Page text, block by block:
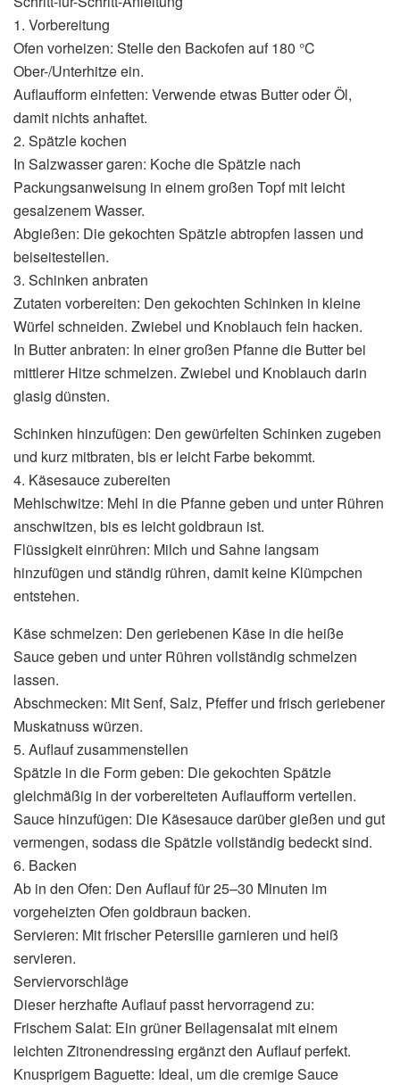
1. Vorbereitung
Ofen vorheizen: Stelle den Backofen auf 180 °C
Ober-/Unterhitze ein.
Auflaufform einfetten: Verwende etwas Butter oder Öl,
damit nichts anhaftet.
2. Spätzle kochen
In Salzwasser garen: Koche die Spätzle nach
Packungsanweisung in einem großen Topf mit leicht
gesalzenem Wasser.
Abgießen: Die gekochten Spätzle abtropfen lassen und
beiseitestellen.
3. Schinken anbraten
Zutaten vorbereiten: Den gekochten Schinken in kleine
Würfel schneiden. Zwiebel und Knoblauch fein hacken.
In Butter anbraten: In einer großen Pfanne die Butter bei
mittlerer Hitze schmelzen. Zwiebel und Knoblauch darin
glasig dünsten.
Schinken hinzufügen: Den gewürfelten Schinken zugeben
und kurz mitbraten, bis er leicht Farbe bekommt.
4. Käsesauce zubereiten
Mehlschwitze: Mehl in die Pfanne geben und unter Rühren
anschwitzen, bis es leicht goldbraun ist.
Flüssigkeit einrühren: Milch und Sahne langsam
hinzufügen und ständig rühren, damit keine Klümpchen
entstehen.
Käse schmelzen: Den geriebenen Käse in die heiße
Sauce geben und unter Rühren vollständig schmelzen
lassen.
Abschmecken: Mit Senf, Salz, Pfeffer und frisch geriebener
Muskatnuss würzen.
5. Auflauf zusammenstellen
Spätzle in die Form geben: Die gekochten Spätzle
gleichmäßig in der vorbereiteten Auflaufform verteilen.
Sauce hinzufügen: Die Käsesauce darüber gießen und gut
vermengen, sodass die Spätzle vollständig bedeckt sind.
6. Backen
Ab in den Ofen: Den Auflauf für 25–30 Minuten im
vorgeheizten Ofen goldbraun backen.
Servieren: Mit frischer Petersilie garnieren und heiß
servieren.
Serviervorschläge
Dieser herzhafte Auflauf passt hervorragend zu:
Frischem Salat: Ein grüner Beilagensalat mit einem
leichten Zitronendressing ergänzt den Auflauf perfekt.
Knusprigem Baguette: Ideal, um die cremige Sauce